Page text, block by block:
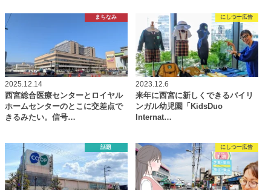
まちなみ
2025.12.14
西宮総合医療センターとロイヤル
ホームセンターのとこに交差点で
きるみたい。信号…
にしつー広告
2023.12.6
来年に西宮に新しくできるバイリ
ンガル幼児園「KidsDuo
Internat…
話題 にしつー広告